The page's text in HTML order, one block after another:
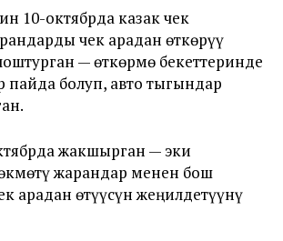
10-октябрда казак чек
чек арадан өткөрүү
— өткөрмө бекеттеринде
пайда болуп, авто тыгындар
жакшырган — эки
жарандар менен бош
арадан өтүүсүн жеңилдетүүнү